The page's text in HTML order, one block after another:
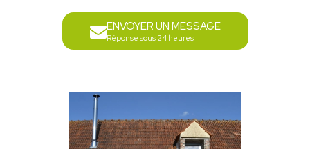
ENVOYER UN MESSAGE
Réponse sous 24 heures